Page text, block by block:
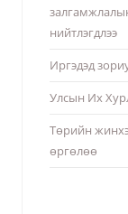
нийтлэгдлээ
Иргэдэд
Улсын Их
Төрийн
өргөлөө